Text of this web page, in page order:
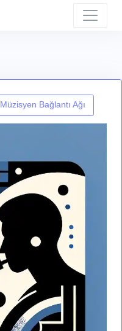
Müzisyen Bağlantı Ağı